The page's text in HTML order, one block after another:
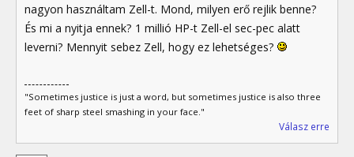
nagyon használtam Zell-t. Mond, milyen erő rejlik benne?
És mi a nyitja ennek? 1 millió HP-t Zell-el sec-pec alatt
leverni? Mennyit sebez Zell, hogy ez lehetséges?
"Sometimes justice is just a word, but sometimes justice is also three
feet of sharp steel smashing in your face."
Válasz erre